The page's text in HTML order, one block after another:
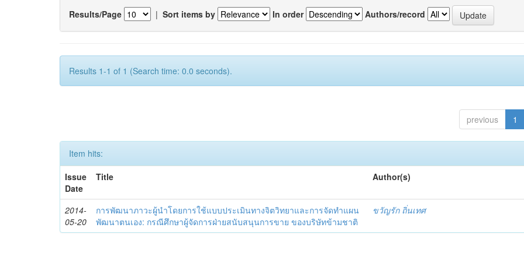
Results/Page | Sort items by In order Authors/record
Results 1-1 of 1 (Search time: 0.0 seconds).
previous 1
Item hits:
Issue
Date
Title Author(s)
2014-
05-20
การพัฒนาภาวะผู้นำโดยการใช้แบบประเมินทางจิตวิทยาและการจัดทำแผน
พัฒนาตนเอง: กรณีศึกษาผู้จัดการฝ่ายสนับสนุนการขาย ของบริษัทข้ามชาติ
ขวัญรัก ถิ่นเทศ